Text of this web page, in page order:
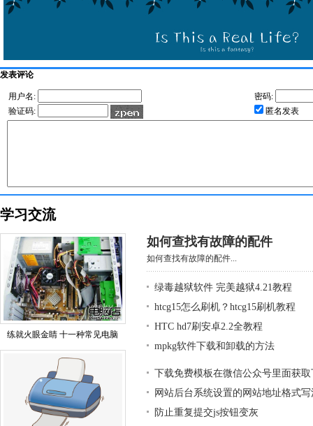
发表评论
用户名:
密码:
验证码:
匿名发表
学习交流
练就火眼金睛 十一种常见电脑
如何查找有故障的配件
如何查找有故障的配件...
绿毒越狱软件 完美越狱4.21教程
htcg15怎么刷机？htcg15刷机教程
HTC hd7刷安卓2.2全教程
mpkg软件下载和卸载的方法
下载免费模板在微信公众号里面获
网站后台系统设置的网站地址格式写
防止重复提交js按钮变灰